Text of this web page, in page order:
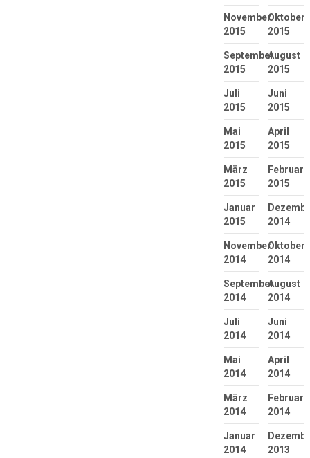
November
2015
Oktober
2015
September
2015
August
2015
Juli
2015
Juni
2015
Mai
2015
April
2015
März
2015
Februar
2015
Januar
2015
2014
November
2014
Oktober
2014
September
2014
August
2014
Juli
2014
Juni
2014
Mai
2014
April
2014
März
2014
Februar
2014
Januar
2014
2013